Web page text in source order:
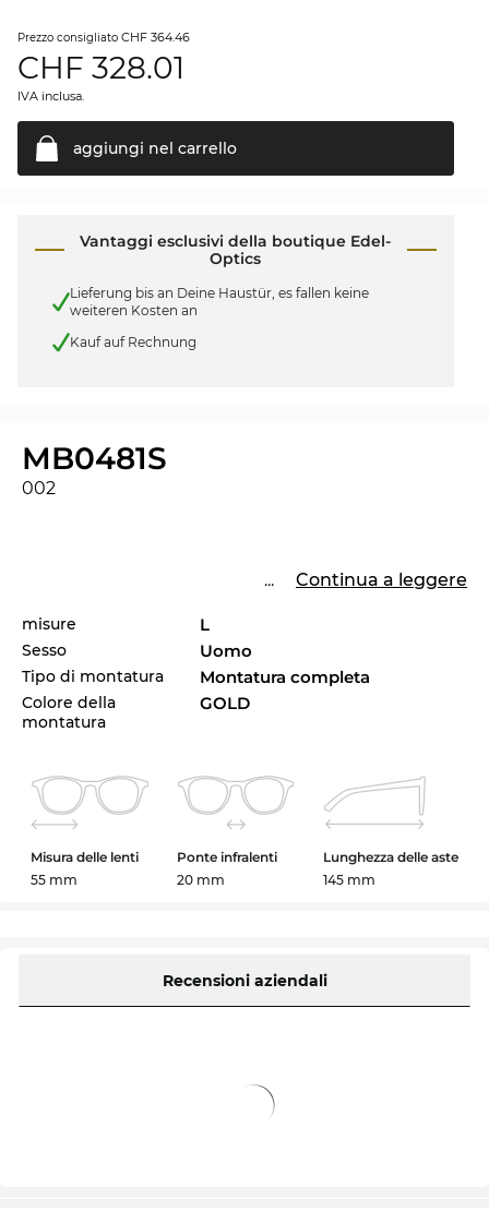
Prezzo consigliato CHF 364.46
CHF 328.01
IVA inclusa.
aggiungi nel carrello
Vantaggi esclusivi della boutique Edel-
Optics
Lieferung bis an Deine Haustür, es fallen keine
weiteren Kosten an
Kauf auf Rechnung
MB0481S
002
... Continua a leggere
misure L
Sesso Uomo
Tipo di montatura Montatura completa
Colore della
montatura
GOLD
Misura delle lenti
55 mm
Ponte infralenti
20 mm
Lunghezza delle aste
145 mm
Recensioni aziendali